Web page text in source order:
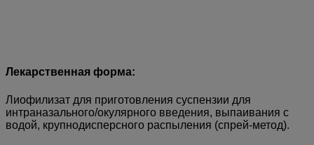
Лекарственная форма:
Лиофилизат для приготовления суспензии для
интраназального/окулярного введения, выпаивания с
водой, крупнодисперсного распыления (спрей-метод).